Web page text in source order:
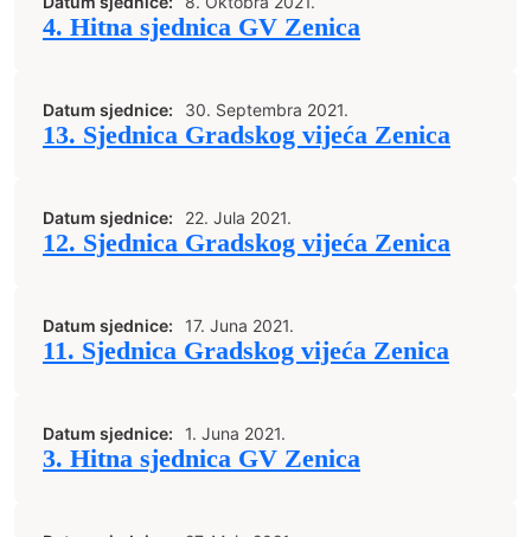
4. Hitna sjednica GV Zenica
Datum sjednice: 30. Septembra 2021.
13. Sjednica Gradskog vijeća Zenica
Datum sjednice: 22. Jula 2021.
12. Sjednica Gradskog vijeća Zenica
Datum sjednice: 17. Juna 2021.
11. Sjednica Gradskog vijeća Zenica
Datum sjednice: 1. Juna 2021.
3. Hitna sjednica GV Zenica